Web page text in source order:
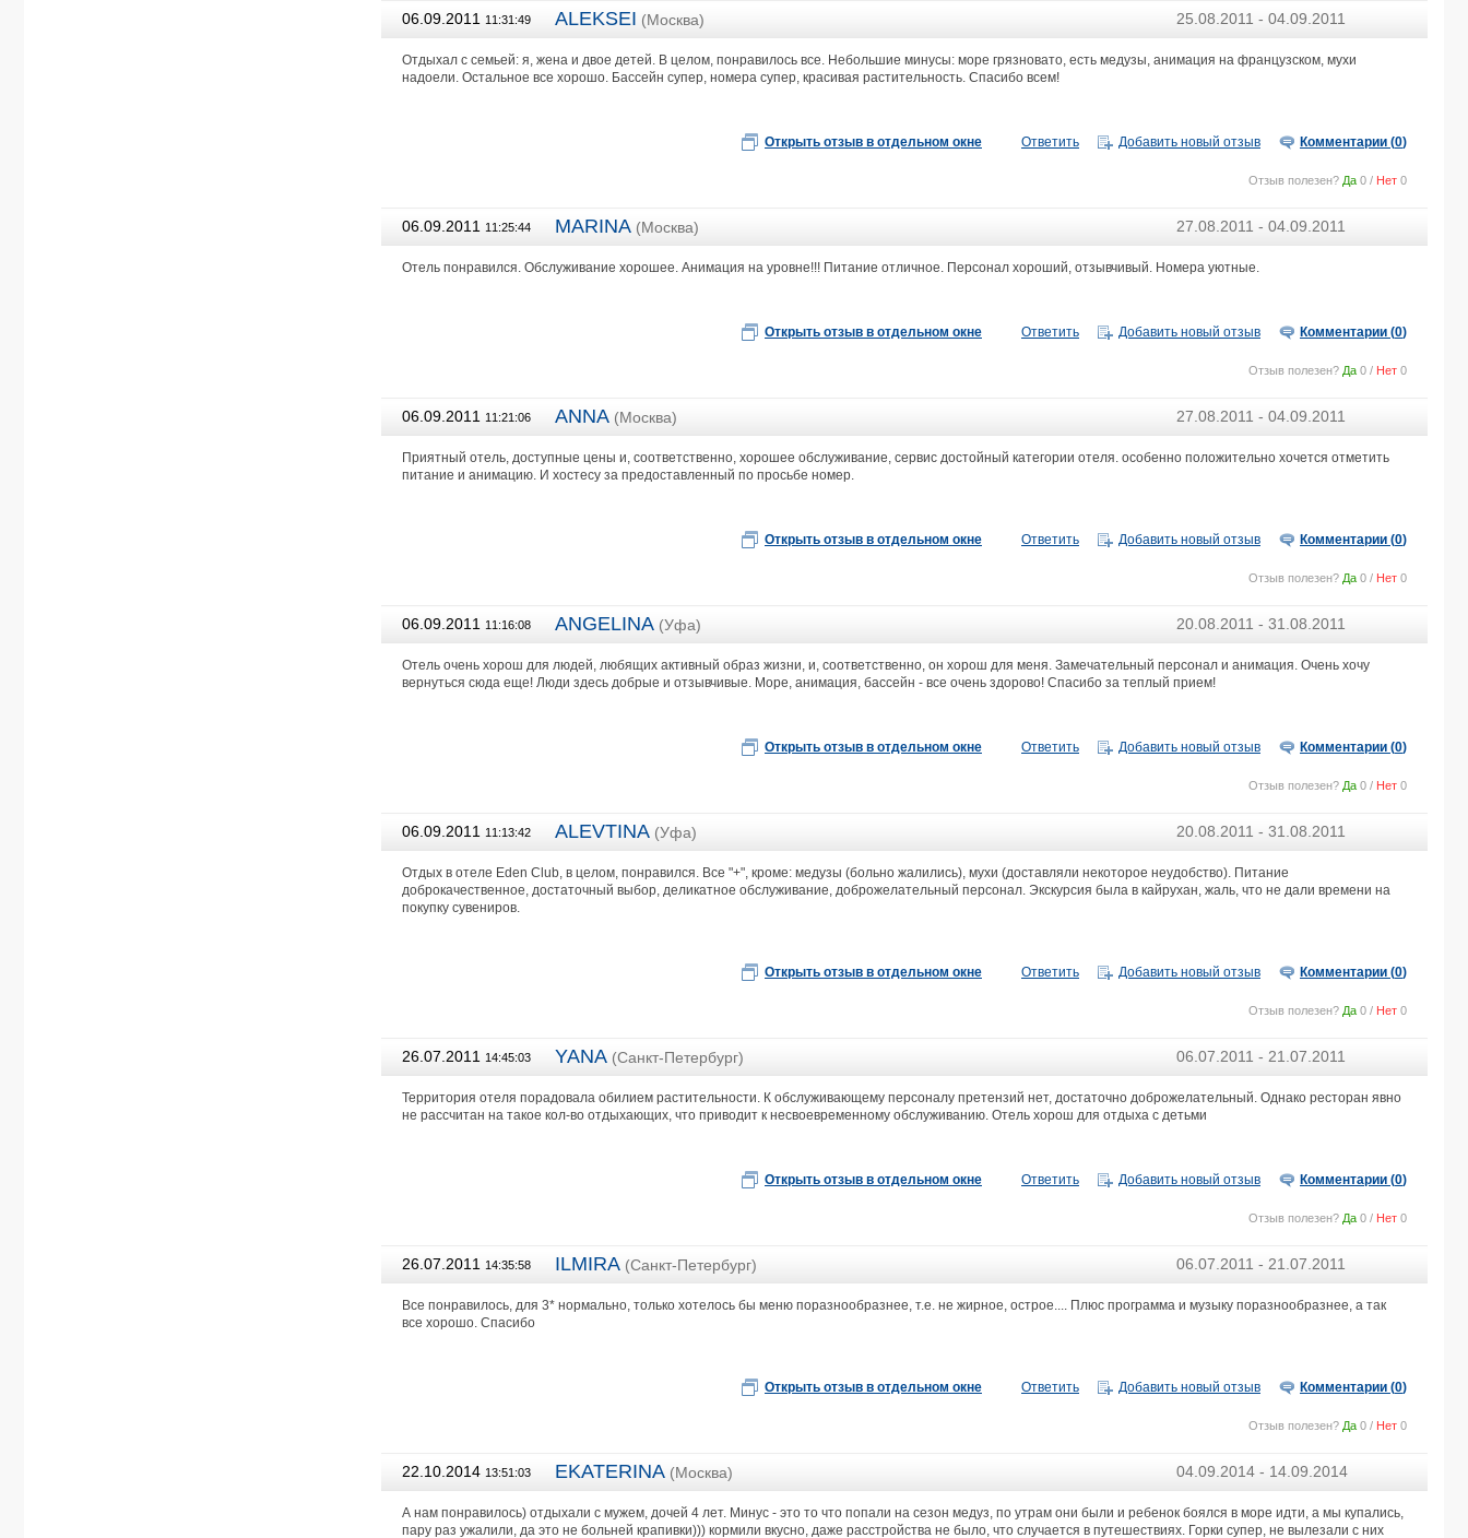
CALIMERA EL BORJ (ex. EL BORJ MAHDIA) 4*
06.09.2011 11:31:49 25.08.2011 - 04.09.2011
ALEKSEI (Москва)
АгентствоТриада Тур
Отдыхал с семьей: я, жена и двое детей. В целом, понравилось все. Небольшие минусы: море грязновато, есть медузы, анимация на французском, мухи
надоели. Остальное все хорошо. Бассейн супер, номера супер, красивая растительность. Спасибо всем!
Открыть отзыв в отдельном окне Ответить Добавить новый отзыв Комментарии (0)
Отзыв полезен? Да 0 / Нет 0
06.09.2011 11:25:44 27.08.2011 - 04.09.2011
MARINA (Москва)
АгентствоГлобал Тревел Патриаршие пруды
Отель понравился. Обслуживание хорошее. Анимация на уровне!!! Питание отличное. Персонал хороший, отзывчивый. Номера уютные.
Открыть отзыв в отдельном окне Ответить Добавить новый отзыв Комментарии (0)
Отзыв полезен? Да 0 / Нет 0
06.09.2011 11:21:06 27.08.2011 - 04.09.2011
ANNA (Москва)
АгентствоГлобал Тревел Патриаршие пруды
Приятный отель, доступные цены и, соответственно, хорошее обслуживание, сервис достойный категории отеля. особенно положительно хочется отметить
питание и анимацию. И хостесу за предоставленный по просьбе номер.
Открыть отзыв в отдельном окне Ответить Добавить новый отзыв Комментарии (0)
Отзыв полезен? Да 0 / Нет 0
06.09.2011 11:16:08 20.08.2011 - 31.08.2011
ANGELINA (Уфа)
АгентствоГрандтур
Отель очень хорош для людей, любящих активный образ жизни, и, соответственно, он хорош для меня. Замечательный персонал и анимация. Очень хочу
вернуться сюда еще! Люди здесь добрые и отзывчивые. Море, анимация, бассейн - все очень здорово! Спасибо за теплый прием!
Открыть отзыв в отдельном окне Ответить Добавить новый отзыв Комментарии (0)
Отзыв полезен? Да 0 / Нет 0
06.09.2011 11:13:42 20.08.2011 - 31.08.2011
ALEVTINA (Уфа)
АгентствоТуристическое агентство ОМЕГА ГРУПП
Отдых в отеле Eden Club, в целом, понравился. Все "+", кроме: медузы (больно жалились), мухи (доставляли некоторое неудобство). Питание
доброкачественное, достаточный выбор, деликатное обслуживание, доброжелательный персонал. Экскурсия была в кайрухан, жаль, что не дали времени на
покупку сувениров.
Открыть отзыв в отдельном окне Ответить Добавить новый отзыв Комментарии (0)
Отзыв полезен? Да 0 / Нет 0
26.07.2011 14:45:03 06.07.2011 - 21.07.2011
YANA (Санкт-Петербург)
АгентствоНью Трэвел
Территория отеля порадовала обилием растительности. К обслуживающему персоналу претензий нет, достаточно доброжелательный. Однако ресторан явно
не рассчитан на такое кол-во отдыхающих, что приводит к несвоевременному обслуживанию. Отель хорош для отдыха с детьми
Открыть отзыв в отдельном окне Ответить Добавить новый отзыв Комментарии (0)
Отзыв полезен? Да 0 / Нет 0
26.07.2011 14:35:58 06.07.2011 - 21.07.2011
ILMIRA (Санкт-Петербург)
АгентствоПремиум Тревел
Все понравилось, для 3* нормально, только хотелось бы меню поразнообразнее, т.е. не жирное, острое.... Плюс программа и музыку поразнообразнее, а так
все хорошо. Спасибо
Открыть отзыв в отдельном окне Ответить Добавить новый отзыв Комментарии (0)
Отзыв полезен? Да 0 / Нет 0
22.10.2014 13:51:03 04.09.2014 - 14.09.2014
EKATERINA (Москва)
АгентствоПрезентация- тур (ИП Старыгина А.М.)
А нам понравилось) отдыхали с мужем, дочей 4 лет. Минус - это то что попали на сезон медуз, по утрам они были и ребенок боялся в море идти, а мы купались,
пару раз ужалили, да это не больней крапивки))) кормили вкусно, даже расстройства не было, что случается в путешествиях. Горки супер, не вылезали с них